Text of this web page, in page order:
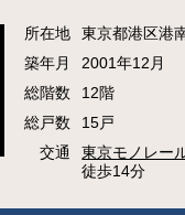
所在地
東京都港区港
築年月
2001年12月
総階数
12階
総戸数
15戸
交通
東京モノレー
徒歩14分